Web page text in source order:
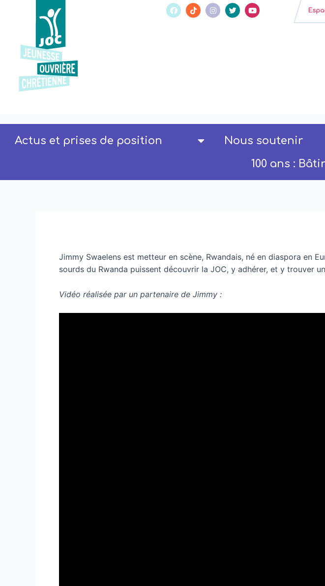
Actus et prises de position Nous soutenir
100 ans :
Jimmy Swaelens est metteur en scène, Rwandais, né en diaspora en
sourds du Rwanda puissent découvrir la JOC, y adhérer, et y trouver
Vidéo réalisée par un partenaire de Jimmy :